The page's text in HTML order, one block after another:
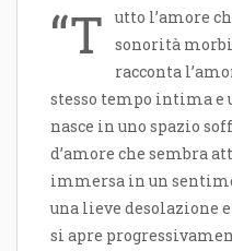
“T
utto l’amore
sonorità
racconta
stesso tempo intima e
nasce in uno spazio
d’amore che sembra
immersa in un
una lieve desolazione
si apre